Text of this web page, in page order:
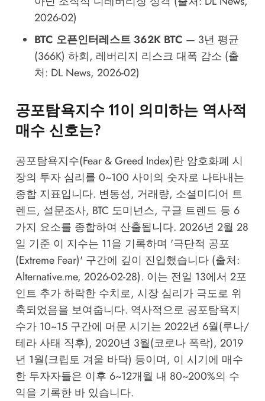
2026-02)
BTC 오픈인터레스트 362K BTC — 3년 평균
(366K) 하회, 레버리지 리스크 대폭 감소 (출
처: DL News, 2026-02)
공포탐욕지수 11이 의미하는 역사적
매수 신호는?
공포탐욕지수(Fear & Greed Index)란 암호화폐 시
장의 투자 심리를 0~100 사이의 숫자로 나타내는
종합 지표입니다. 변동성, 거래량, 소셜미디어 트
렌드, 설문조사, BTC 도미넌스, 구글 트렌드 등 6
가지 요소를 종합하여 산출됩니다. 2026년 2월 28
일 기준 이 지수는 11을 기록하며 '극단적 공포
(Extreme Fear)' 구간에 깊이 진입했습니다 (출처:
Alternative.me, 2026-02-28). 이는 전일 13에서 2포
인트 추가 하락한 수치로, 시장 심리가 극도로 위
축되었음을 보여줍니다. 역사적으로 공포탐욕지
수가 10~15 구간에 머문 시기는 2022년 6월(루나/
테라 사태 직후), 2020년 3월(코로나 폭락), 2019
년 1월(크립토 겨울 바닥) 등이며, 이 시기에 매수
한 투자자들은 이후 6~12개월 내 80~200%의 수
익을 기록한 바 있습니다.